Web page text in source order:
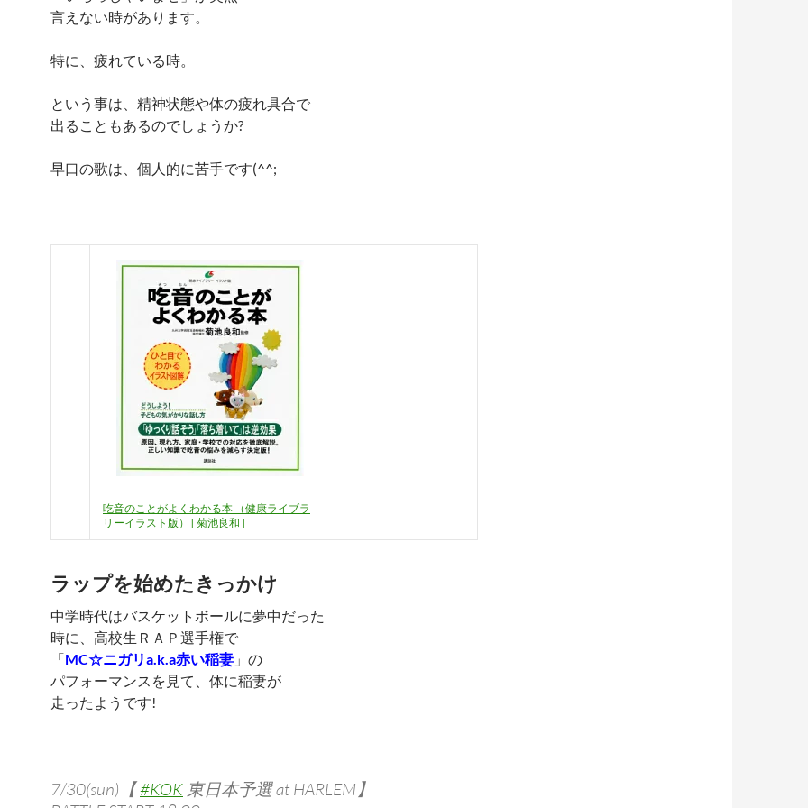
言えない時があります。
特に、疲れている時。
という事は、精神状態や体の疲れ具合で
出ることもあるのでしょうか?
早口の歌は、個人的に苦手です(^^;
吃音のことがよくわかる本 （健康ライブラ
リーイラスト版） [ 菊池良和 ]
ラップを始めたきっかけ
中学時代はバスケットボールに夢中だった
時に、高校生ＲＡＰ選手権で
「MC☆ニガリa.k.a赤い稲妻 」の
パフォーマンスを見て、体に稲妻が
走ったようです!
7/30(sun)【#KOK 東日本予選 at HARLEM】